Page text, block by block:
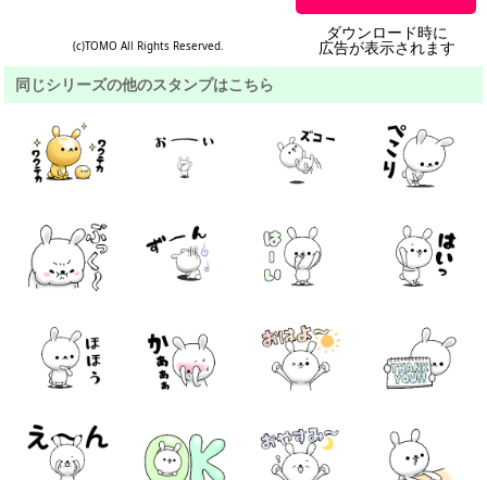
(c)TOMO All Rights Reserved.
ダウンロード時に
広告が表示されます
同じシリーズの他のスタンプはこちら